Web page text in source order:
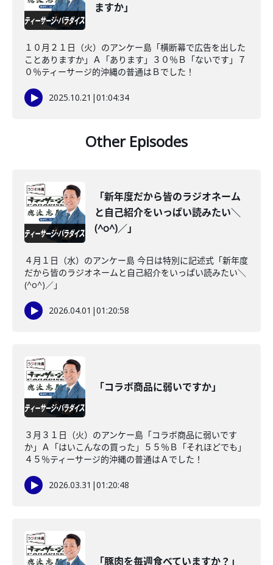
ますか」
１０月２１日（火）のアンケー島「横断幕で広告を出した
ことありますか」Ａ「あります」３０％Ｂ「ないです」７
０％ティーサージ的沖縄の普通はＢでした！
2025.10.21 |01:04:34
Other Episodes
「新年度だから皆のラジオネーム
と自己紹介をいっぱい読みたい＼
(^o^)／」
４月１日（水）のアンケー島 今日は特別に記述式「新年度
だから皆のラジオネームと自己紹介をいっぱい読みたい＼
(^o^)／」
2026.04.01 |01:20:58
「コラボ商品に弱いですか」
３月３１日（火）のアンケー島「コラボ商品に弱いです
か」Ａ「はいこんなの買った」５５％Ｂ「それほどでも」
４５％ティーサージ的沖縄の普通はＡでした！
2026.03.31 |01:20:48
「豚肉を毎週食べていますか？」